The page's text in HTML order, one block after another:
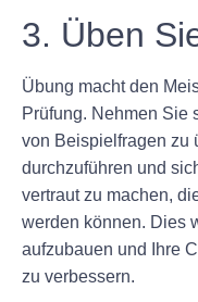
3. Üben
Übung macht den
Prüfung. Nehmen Sie
von Beispielfragen zu
durchzuführen und
vertraut zu machen,
werden können. Dies
aufzubauen und Ihre
zu verbessern.